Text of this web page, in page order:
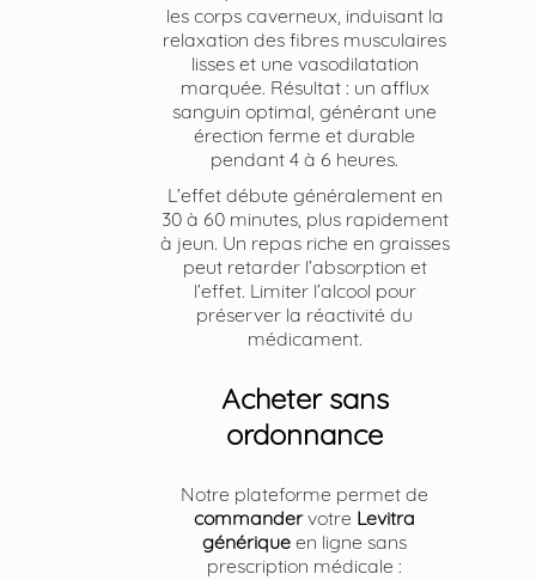
les corps caverneux, induisant la
relaxation des fibres musculaires
lisses et une vasodilatation
marquée. Résultat : un afflux
sanguin optimal, générant une
érection ferme et durable
pendant 4 à 6 heures.
L’effet débute généralement en
30 à 60 minutes, plus rapidement
à jeun. Un repas riche en graisses
peut retarder l’absorption et
l’effet. Limiter l’alcool pour
préserver la réactivité du
médicament.
Acheter sans
ordonnance
Notre plateforme permet de
commandervotre Levitra
générique en ligne sans
prescription médicale :